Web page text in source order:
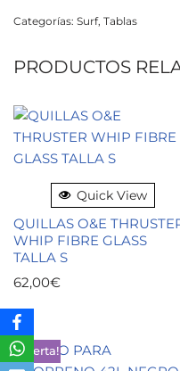
Categorías: Surf, Tablas
PRODUCTOS
Quick View
QUILLAS O&E
WHIP FIBRE GLASS
TALLA S
62,00€
¡Oferta!